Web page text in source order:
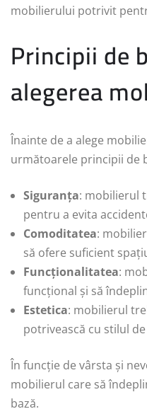
mobilierului potrivit
Principii de
alegerea
Înainte de a alege
următoarele principii de
Siguranța: mobilierul
pentru a evita
Comoditatea:
să ofere suficient
Funcționalitatea:
funcțional și să
Estetica: mobilierul
potrivească cu stilul
În funcție de vârsta și
mobilierul care să
bază.